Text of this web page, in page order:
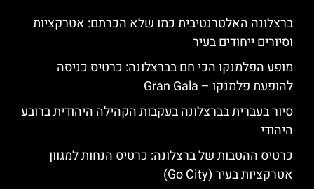
ברצלונה האלטרנטיבית כמו שלא הכרתם: אטרקציות
וסיורים ייחודים בעיר
מופע הפלמנקו הכי חם בברצלונה: כרטיס כניסה
להופעת פלמנקו – Gran Gala
סיור בעברית בברצלונה בעקבות הקהילה היהודית ברובע
היהודי
כרטיס ההטבות של ברצלונה: כרטיס הנחות למגוון
אטרקציות בעיר (Go City)